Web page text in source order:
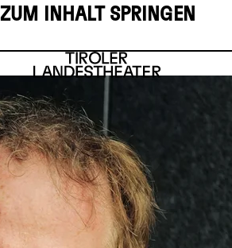
ZUM INHALT SPRINGEN